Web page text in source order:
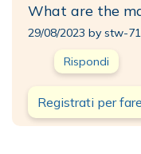
What are the
29/08/2023 by stw-
Rispondi
Registrati per